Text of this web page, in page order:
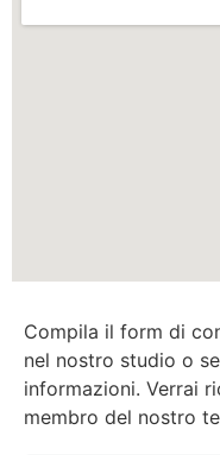
Compila il form di
nel nostro studio o
informazioni. Verrai
membro del nostro